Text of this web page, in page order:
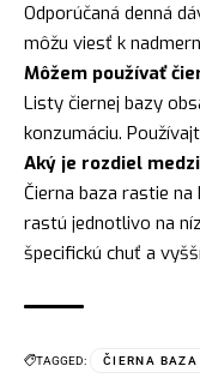
Odporúčaná denná
môžu viesť k
Môžem používať
Listy čiernej bazy
konzumáciu.
Aký je rozdiel
Čierna baza rastie
rastú jednotlivo na
špecifickú chuť a
TAGGED: ČIERNA BAZA